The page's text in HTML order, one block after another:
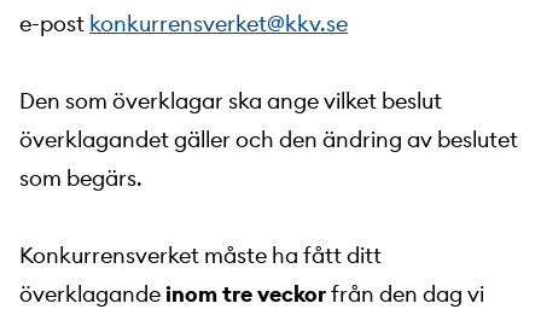
e-post konkurrensverket@kkv.se
Den som överklagar ska ange vilket beslut
överklagandet gäller och den ändring av beslutet
som begärs.
Konkurrensverket måste ha fått ditt
överklagandeinom tre veckorfrån den dag vi